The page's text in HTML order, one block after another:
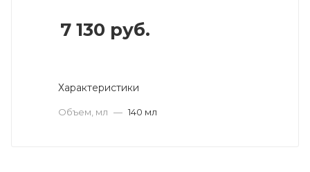
7 130 руб.
Характеристики
Объем, мл — 140 мл